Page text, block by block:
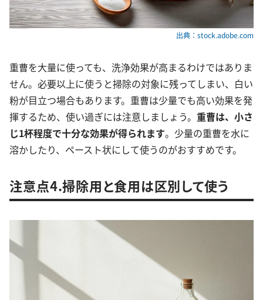
出典：stock.adobe.com
重曹を大量に使っても、洗浄効果が高まるわけではありま
せん。必要以上に使うと掃除の対象に残ってしまい、白い
粉が目立つ場合もあります。重曹は少量でも高い効果を発
揮するため、使い過ぎには注意しましょう。 重曹は、小さ
じ1杯程度で十分な効果が得られます。少量の重曹を水に
溶かしたり、ペースト状にして使うのがおすすめです。
注意点4.掃除用と食用は区別して使う